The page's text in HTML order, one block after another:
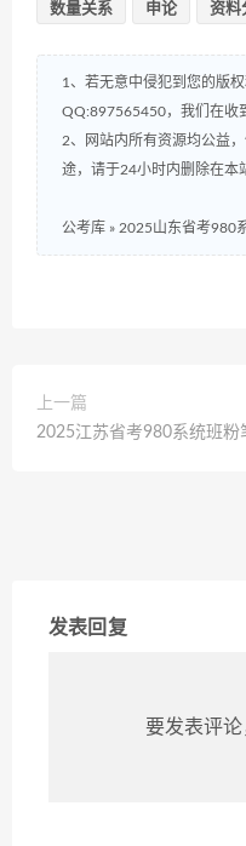
数量关系 申论 资料
1、若无意中侵犯到您的版
QQ:897565450，我们在收
2、网站内所有资源均公益
途，请于24小时内删除在本
公考库 » 2025山东省考980
上一篇
2025江苏省考980系统班粉
发表回复
要发表评